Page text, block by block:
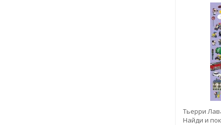
Тьерри
Найди и